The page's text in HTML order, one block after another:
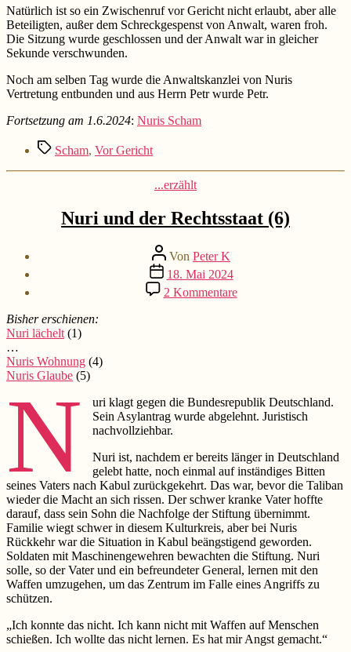
Natürlich ist so ein Zwischenruf vor Gericht nicht erlaubt, aber alle
Beteiligten, außer dem Schreckgespenst von Anwalt, waren froh.
Die Sitzung wurde geschlossen und der Anwalt war in gleicher
Sekunde verschwunden.
Noch am selben Tag wurde die Anwaltskanzlei von Nuris
Vertretung entbunden und aus Herrn Petr wurde Petr.
Fortsetzung am 1.6.2024: Nuris Scham
Schlagwörter
Scham, Vor Gericht
Kategorien
...erzählt
Nuri und der Rechtsstaat (6)
Beitragsautor
Von Peter K
Beitragsdatum
18. Mai 2024
2 Kommentarezu
Nuri
Bisher erschienen:
Nuri lächelt (1)
…
Nuris Wohnung (4)
Nuris Glaube (5)
N
uri klagt gegen die Bundesrepublik Deutschland.
Sein Asylantrag wurde abgelehnt. Juristisch
nachvollziehbar.
Nuri ist, nachdem er bereits länger in Deutschland
gelebt hatte, noch einmal auf inständiges Bitten
seines Vaters nach Kabul zurückgekehrt. Das war, bevor die Taliban
wieder die Macht an sich rissen. Der schwer kranke Vater hoffte
darauf, dass sein Sohn die Nachfolge der Stiftung übernimmt.
Familie wiegt schwer in diesem Kulturkreis, aber bei Nuris
Rückkehr war die Situation in Kabul beängstigend geworden.
Soldaten mit Maschinengewehren bewachten die Stiftung. Nuri
solle, so der Vater und ein befreundeter General, lernen mit den
Waffen umzugehen, um das Zentrum im Falle eines Angriffs zu
schützen.
„Ich konnte das nicht. Ich kann nicht mit Waffen auf Menschen
schießen. Ich wollte das nicht lernen. Es hat mir Angst gemacht.“